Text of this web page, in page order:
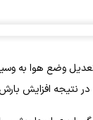
تعدیل وضع هوا
نتیجه افزایش